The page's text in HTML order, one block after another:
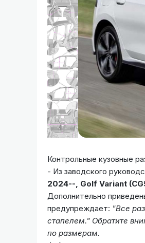
Контрольные кузовные
- Из заводского
2024--, Golf Variant
Дополнительно
предупреждает: "Все
стапелем." Обратите
по размерам.